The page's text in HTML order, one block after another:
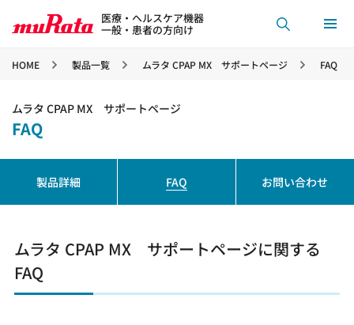
医療・ヘルスケア機器
一般・患者の方向け
HOME 製品一覧 ムラタ CPAP MX サポートページ FAQ
FAQ
ムラタ CPAP MX サポートページ
製品詳細 FAQ お問い合わせ
ムラタ CPAP MX サポートページに関する
FAQ